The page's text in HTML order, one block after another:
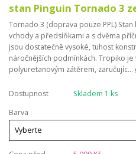
stan Pinguin Tornado 3
Tornado 3 (doprava pouze PPL)
vchody a předsíňkami a s dvěma
jsou dostatečně vysoké, tuhost
náročnějších podmínkách. Tropiko
polyuretanovým zátěrem, zaručujíc...
Dostupnost
Skladem 1 ks
Barva